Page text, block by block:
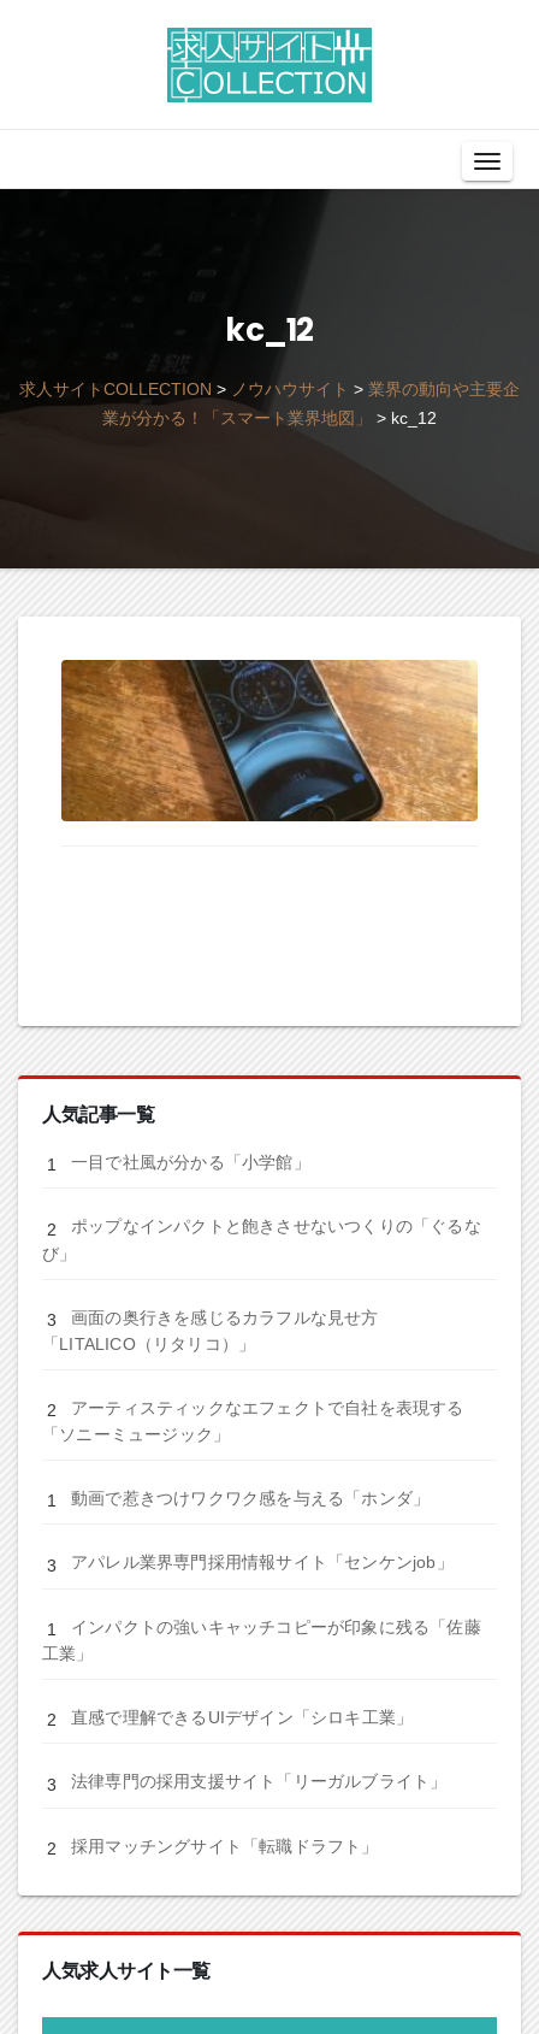
kc_12
求人サイトCOLLECTION > ノウハウサイト > 業界の動向や主要企
業が分かる！「スマート業界地図」
> kc_12
人気記事一覧
一目で社風が分かる「小学館」
ポップなインパクトと飽きさせないつくりの「ぐるな
び」
画面の奥行きを感じるカラフルな見せ方
「LITALICO（リタリコ）」
アーティスティックなエフェクトで自社を表現する
「ソニーミュージック」
動画で惹きつけワクワク感を与える「ホンダ」
アパレル業界専門採用情報サイト「センケンjob」
インパクトの強いキャッチコピーが印象に残る「佐藤
工業」
直感で理解できるUIデザイン「シロキ工業」
法律専門の採用支援サイト「リーガルブライト」
採用マッチングサイト「転職ドラフト」
人気求人サイト一覧